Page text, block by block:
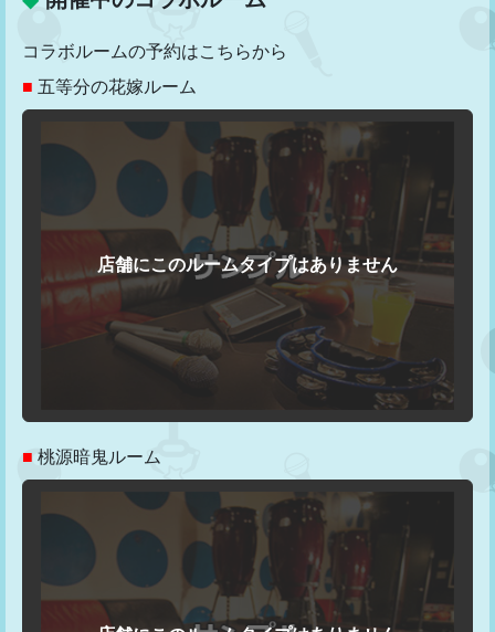
コラボルームの予約はこちらから
■ 五等分の花嫁ルーム
■ 桃源暗鬼ルーム